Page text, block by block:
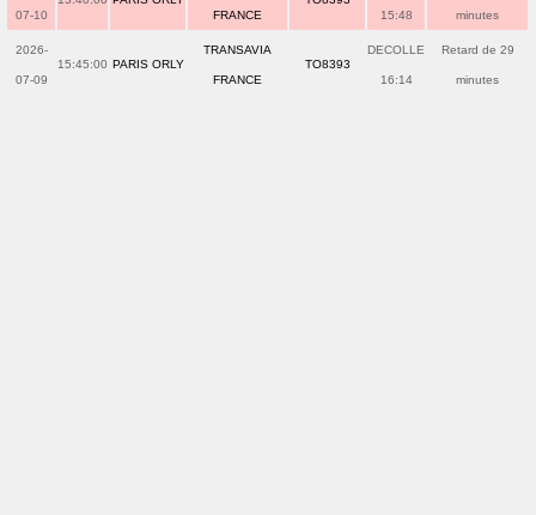
07-10 FRANCE 15:48 minutes
2026-
07-09
15:45:00 PARIS ORLY
TRANSAVIA
FRANCE
TO8393
DECOLLE
16:14
Retard de 29
minutes